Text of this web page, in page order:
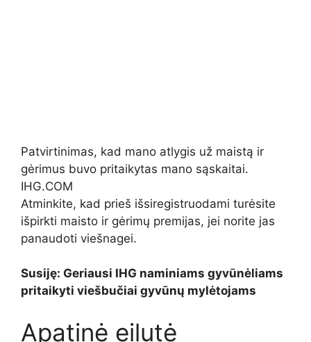
Patvirtinimas, kad mano atlygis už maistą ir
gėrimus buvo pritaikytas mano sąskaitai.
IHG.COM
Atminkite, kad prieš išsiregistruodami turėsite
išpirkti maisto ir gėrimų premijas, jei norite jas
panaudoti viešnagei.
Susiję: Geriausi IHG naminiams gyvūnėliams
pritaikyti viešbučiai gyvūnų mylėtojams
Apatinė eilutė